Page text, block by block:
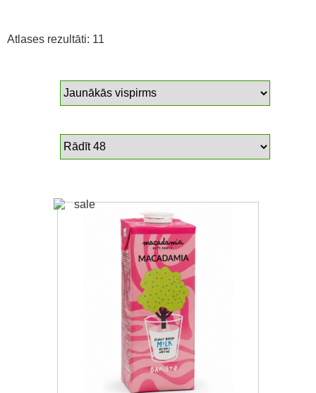
Atlases rezultāti: 11